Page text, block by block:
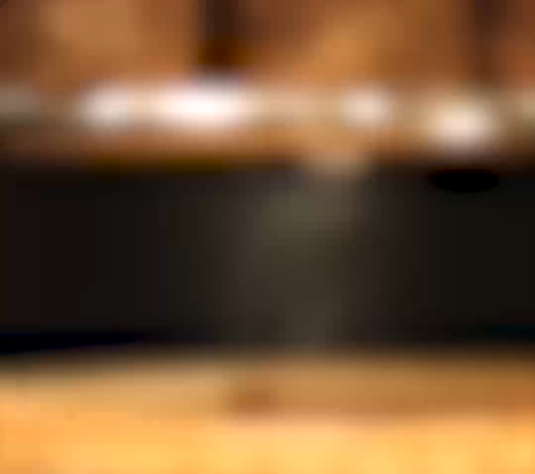
RETOUR
En novembre 2022,Les Grands Buffets s’est vu décerner le
Prix de « Meilleur Restaurant de France » par le guide
gastronomique espagnolGuía Gourmandqui consacre ainsi